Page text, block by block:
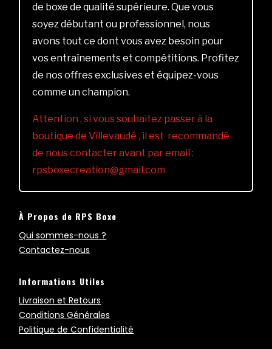
de boxe de qualité supérieure. Que vous
soyez débutant ou professionnel, nous
avons tout ce dont vous avez besoin pour
vos entraînements et compétitions. Profitez
de nos offres exclusives et équipez-vous
comme un champion.
Attention , si vous souhaitez passer à la
boutique de Villevaudé , il est recommandé
de nous contacter avant par email :
rpsboxecreation@gmail.com
À Propos de RPS Boxe
Qui sommes-nous ?
Contactez-nous
Informations Utiles
Livraison et Retours
Conditions Générales
Politique de Confidentialité